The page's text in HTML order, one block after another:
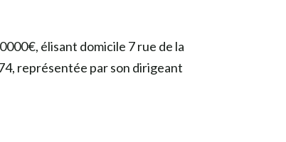
élisant domicile 7 rue de la
représentée par son dirigeant